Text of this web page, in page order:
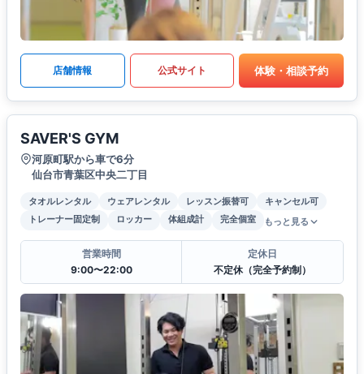
店舗情報 公式サイト 体験・相談予約
SAVER'S GYM
河原町駅から車で6分
仙台市青葉区中央二丁目
タオルレンタル ウェアレンタル レッスン振替可
キャンセル可
トレーナー固定制
ロッカー 体組成計 完全個室 もっと見る
営業時間
9:00〜22:00
定休日
不定休（完全予約制）